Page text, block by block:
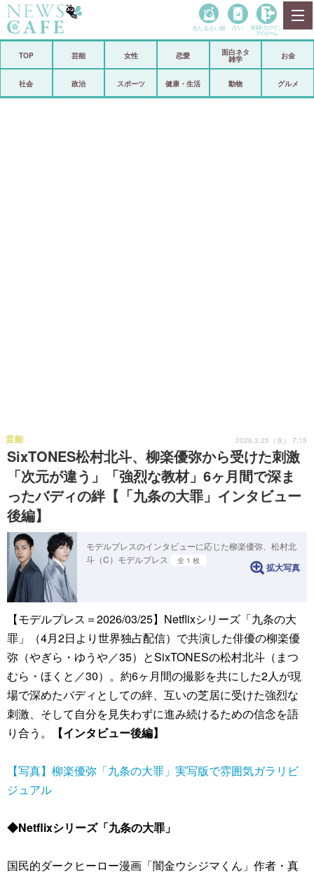
政治
当たる占い師 占い 登録• ログイン
マイルーム
TOP 芸能 女性 恋愛
面白ネタ
雑学
お金
社会 政治 スポーツ 健康・生活 動物 グルメ
SixTONES松村北斗、柳楽優弥から受けた刺激
「次元が違う」「強烈な教材」6ヶ月間で深ま
ったバディの絆【「九条の大罪」インタビュー
後編】
芸能 2026.3.25（水） 7:15
モデルプレスのインタビューに応じた柳楽優弥、松村北
斗（C）モデルプレス
全 1 枚
拡大写真
【モデルプレス＝2026/03/25】Netflixシリーズ「九条の大
罪」（4月2日より世界独占配信）で共演した俳優の柳楽優
弥（やぎら・ゆうや／35）とSixTONESの松村北斗（まつ
むら・ほくと／30）。約6ヶ月間の撮影を共にした2人が現
場で深めたバディとしての絆、互いの芝居に受けた強烈な
刺激、そして自分を見失わずに進み続けるための信念を語
り合う。
【インタビュー後編】
【写真】柳楽優弥「九条の大罪」実写版で雰囲気ガラリビ
ジュアル
◆Netflixシリーズ「九条の大罪」
国民的ダークヒーロー漫画「闇金ウシジマくん」作者・真